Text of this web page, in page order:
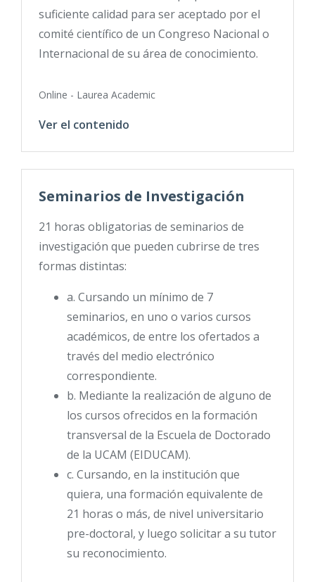
suficiente calidad para ser aceptado por el
comité científico de un Congreso Nacional o
Internacional de su área de conocimiento.
Online - Laurea Academic
Ver el contenido
Seminarios de Investigación
21 horas obligatorias de seminarios de
investigación que pueden cubrirse de tres
formas distintas:
a. Cursando un mínimo de 7
seminarios, en uno o varios cursos
académicos, de entre los ofertados a
través del medio electrónico
correspondiente.
b. Mediante la realización de alguno de
los cursos ofrecidos en la formación
transversal de la Escuela de Doctorado
de la UCAM (EIDUCAM).
c. Cursando, en la institución que
quiera, una formación equivalente de
21 horas o más, de nivel universitario
pre-doctoral, y luego solicitar a su tutor
su reconocimiento.